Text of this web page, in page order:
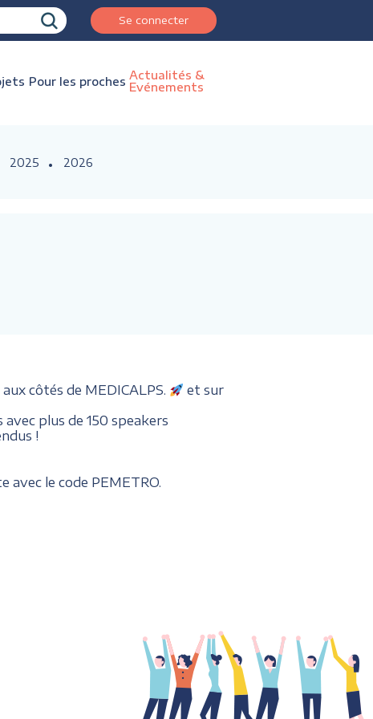
Se connecter
Pour les proches Actualités &
Evénements
2025 2026
côtés de MEDICALPS.
et sur
plus de 150 speakers
!
le code PEMETRO.